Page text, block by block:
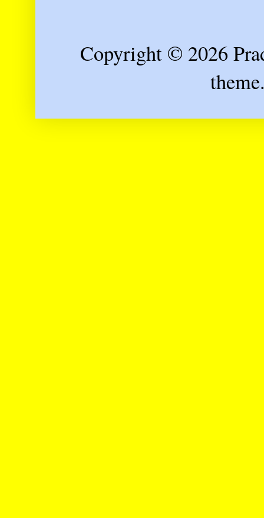
Copyright © 2026